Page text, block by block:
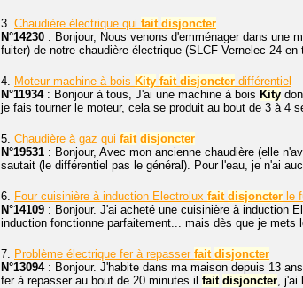
3. Chaudière électrique qui fait disjoncter
N°14230 : Bonjour, Nous venons d'emménager dans une
fuiter) de notre chaudière électrique (SLCF Vernelec 24 en
4. Moteur machine à bois Kity fait disjoncter différentiel
N°11934: Bonjour à tous, J'ai une machine à bois Kity
je fais tourner le moteur, cela se produit au bout de 3 à 4
5. Chaudière à gaz qui fait disjoncter
N°19531 : Bonjour, Avec mon ancienne chaudière (elle
sautait (le différentiel pas le général). Pour l'eau, je n'ai
6. Four cuisinière à induction Electrolux fait disjoncter le
N°14109 : Bonjour. J'ai acheté une cuisinière à induction
induction fonctionne parfaitement... mais dès que je mets
7. Problème électrique fer à repasser fait disjoncter
N°13094: Bonjour. J'habite dans ma maison depuis 13
fer à repasser au bout de 20 minutes il fait disjoncter, j'ai